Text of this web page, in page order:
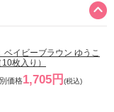
イビーブラウン ゆうこ
枚入り）
価格1,705円 (税込)